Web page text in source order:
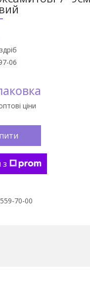
06
ціни
з
70-00